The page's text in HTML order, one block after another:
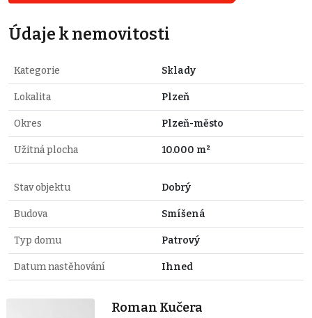
Údaje k nemovitosti
Kategorie Sklady
Lokalita Plzeň
Okres Plzeň-město
Užitná plocha 10.000 m²
Stav objektu Dobrý
Budova Smíšená
Typ domu Patrový
Datum nastěhování Ihned
Roman Kučera